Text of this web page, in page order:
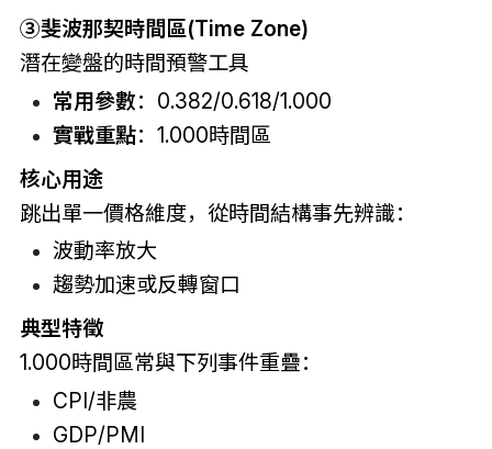
③斐波那契時間區(Time Zone)
潛在變盤的時間預警工具
常用參數：0.382/0.618/1.000
實戰重點：1.000時間區
核心用途
跳出單一價格維度，從時間結構事先辨識：
波動率放大
趨勢加速或反轉窗口
典型特徵
1.000時間區常與下列事件重疊：
CPI/非農
GDP/PMI